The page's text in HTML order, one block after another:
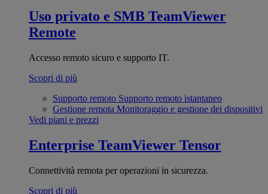
Uso privato e SMB TeamViewer
Remote
Accesso remoto sicuro e supporto IT.
Scopri di più
Supporto remoto Supporto remoto istantaneo
Gestione remota Monitoraggio e gestione dei dispositivi
Vedi piani e prezzi
Enterprise TeamViewer Tensor
Connettività remota per operazioni in sicurezza.
Scopri di più